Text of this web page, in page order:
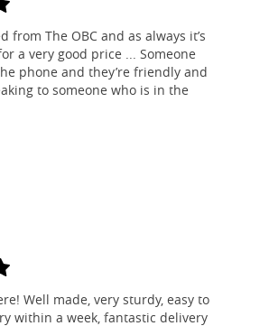
from The OBC and as always it’s
a very good price ... Someone
phone and they’re friendly and
to someone who is in the
Well made, very sturdy, easy to
within a week, fantastic delivery